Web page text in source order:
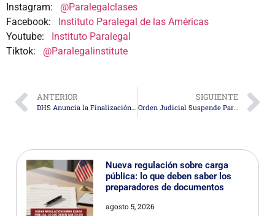
Instagram: @Paralegalclases
Facebook: Instituto Paralegal de las Américas
Youtube: Instituto Paralegal
Tiktok: @Paralegalinstitute
ANTERIOR
DHS Anuncia la Finalización del TPS para Birmania a partir de enero de 2026
SIGUIENTE
Orden Judicial Suspende Parcialmente los Aumentos de Tarifas EB-5 de 2024
Nueva regulación sobre carga
pública: lo que deben saber los
preparadores de documentos
agosto 5, 2026